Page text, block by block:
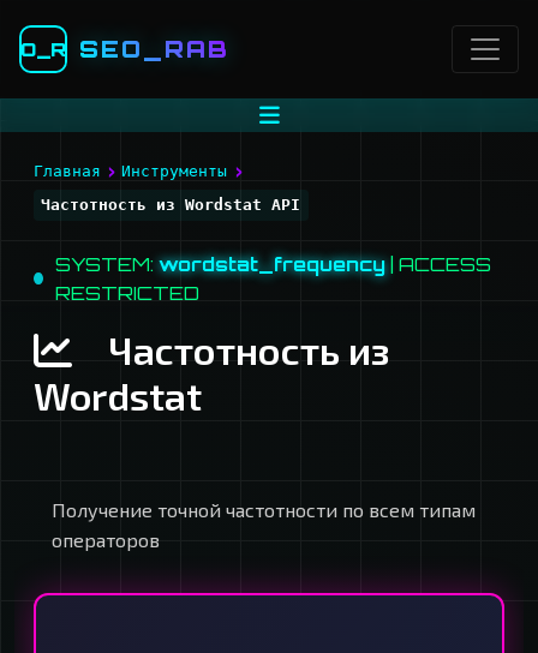
O_R SEO_RAB
Главная › Инструменты ›
Частотность из Wordstat API
SYSTEM: wordstat_frequency| ACCESS
RESTRICTED
Частотность из
Wordstat
Получение точной частотности по всем типам
операторов